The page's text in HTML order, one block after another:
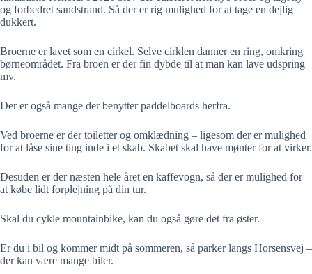
og forbedret sandstrand. Så der er rig mulighed for at tage en dejlig
dukkert.
Broerne er lavet som en cirkel. Selve cirklen danner en ring, omkring
børneområdet. Fra broen er der fin dybde til at man kan lave udspring
mv.
Der er også mange der benytter paddelboards herfra.
Ved broerne er der toiletter og omklædning – ligesom der er mulighed
for at låse sine ting inde i et skab. Skabet skal have mønter for at virker.
Desuden er der næsten hele året en kaffevogn, så der er mulighed for
at købe lidt forplejning på din tur.
Skal du cykle mountainbike, kan du også gøre det fra øster.
Er du i bil og kommer midt på sommeren, så parker langs Horsensvej –
der kan være mange biler.